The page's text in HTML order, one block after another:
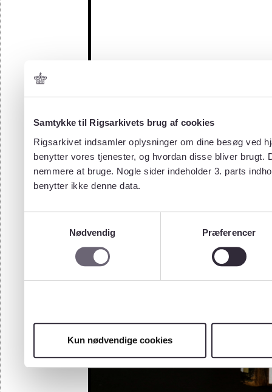
Samtykke til Rigsarkivets brug af cookies
Rigsarkivet indsamler oplysninger om dine besøg ved
benytter vores tjenester, og hvordan disse bliver
nemmere at bruge. Nogle sider indeholder 3. parts
benytter ikke denne data.
Nødvendig
Præferencer
Kun nødvendige cookies